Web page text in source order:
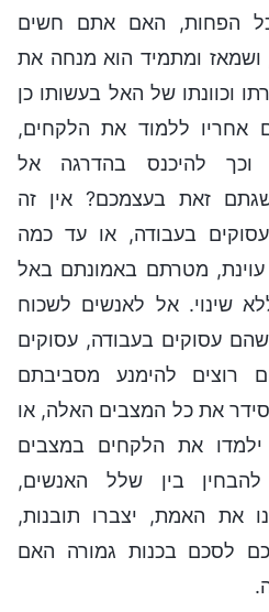
הפחות, האם אתם חשים
ומתמיד הוא מנחה את
וכוונתו של האל בעשותו כן
אחריו ללמוד את הלקחים,
וכך להיכנס בהדרגה אל
זאת בעצמכם? אין זה
בעבודה, או עד כמה
מטרתם באמונתם באל
שינוי. אל לאנשים לשכוח
עסוקים בעבודה, עסוקים
רוצים להימנע מסביבתם
את כל המצבים האלה, או
את הלקחים במצבים
בין שלל האנשים,
את האמת, יצברו תובנות,
לסכם בכנות גמורה האם